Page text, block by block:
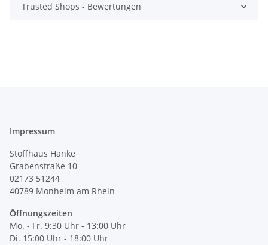
Trusted Shops - Bewertungen
Impressum
Stoffhaus Hanke
Grabenstraße 10
02173 51244
40789 Monheim am Rhein
Öffnungszeiten
Mo. - Fr. 9:30 Uhr - 13:00 Uhr
Di. 15:00 Uhr - 18:00 Uhr